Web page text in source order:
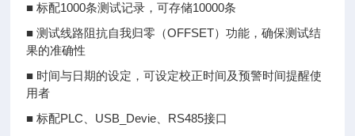
■ 标配1000条测试记录，可存储10000条
■ 测试线路阻抗自我归零（OFFSET）功能，确保测试结
果的准确性
■ 时间与日期的设定，可设定校正时间及预警时间提醒使
用者
■ 标配PLC、USB_Devie、RS485接口